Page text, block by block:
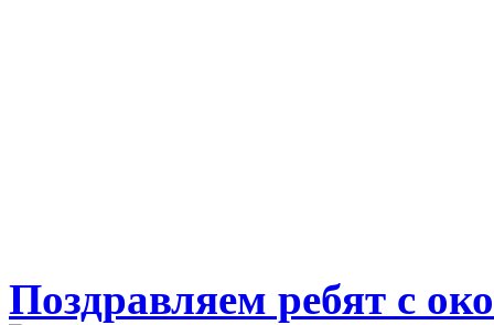
Поздравляем ребят с